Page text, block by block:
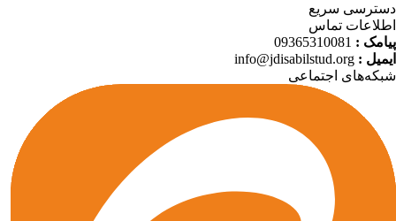
سریع
تماس
:
09365310081
:
info@jdisabilstud.org
اجتماعی